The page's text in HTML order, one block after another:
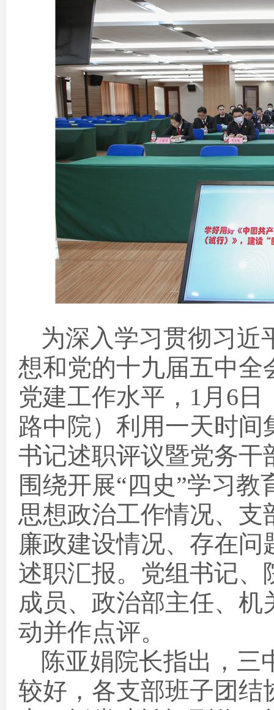
为深入学习贯彻习近
想和党的十九届五中
党建工作水平， 1月 6 日
路中院）利用一天时间
书记述职评议暨党务干
围绕开展“四史”学习
思想政治工作情况、
廉政建设情况、存在
述职汇报。党组书记
成员、政治部主任、
动并作点评。
陈亚娟院长指出，三
较好，各支部班子团结